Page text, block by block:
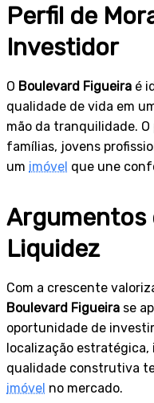
Perfil de
Investidor
O Boulevard Figueira é
qualidade de vida em
mão da tranquilidade.
famílias, jovens
um imóvel que une
Argumentos
Liquidez
Com a crescente
Boulevard Figueira se
oportunidade de
localização
qualidade construtiva
imóvel no mercado.